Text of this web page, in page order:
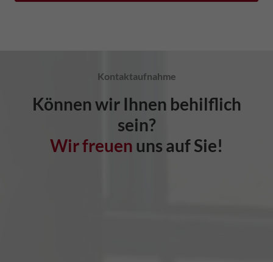
Kontaktaufnahme
Können wir Ihnen behilflich
sein?
Wir freuen uns auf Sie!